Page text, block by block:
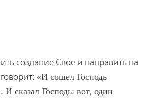
создание Свое и направить на
И сошел Господь
сказал Господь: вот, один